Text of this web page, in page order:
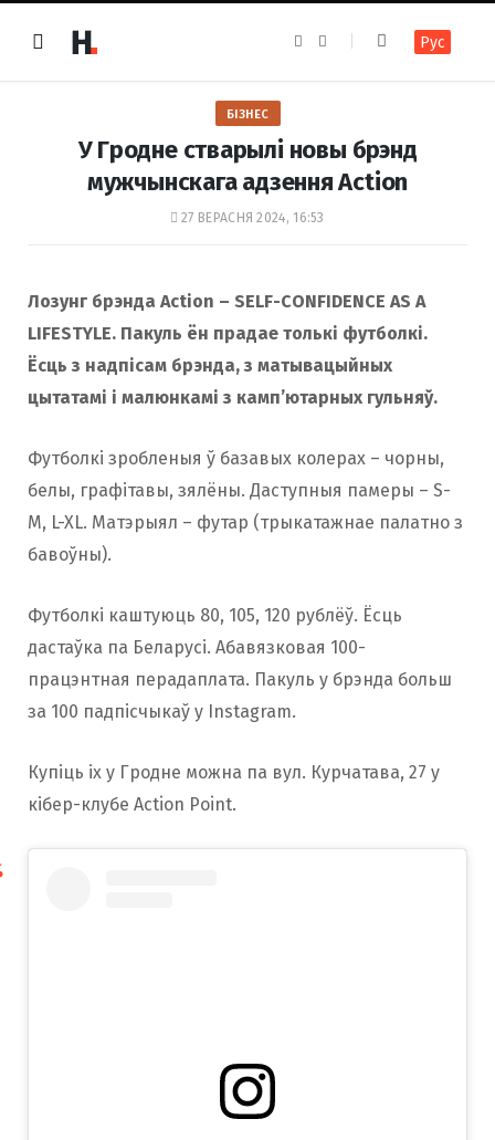
e
k
t
a
m
Рус
БІЗНЕС
У Гродне стварылі новы брэнд
мужчынскага адзення Action
27 ВЕРАСНЯ 2024, 16:53
Лозунг брэнда Action – SELF-CONFIDENCE AS А
LIFESTYLE. Пакуль ён прадае толькі футболкі.
Ёсць з надпісам брэнда, з матывацыйных
цытатамі і малюнкамі з камп’ютарных гульняў.
Футболкі зробленыя ў базавых колерах – чорны,
белы, графітавы, зялёны. Даступныя памеры – S-
M, L-XL. Матэрыял – футар (трыкатажнае палатно з
бавоўны).
Футболкі каштуюць 80, 105, 120 рублёў. Ёсць
дастаўка па Беларусі. Абавязковая 100-
працэнтная перадаплата. Пакуль у брэнда больш
за 100 падпісчыкаў у Instagram.
Купіць іх у Гродне можна па вул. Курчатава, 27 у
кібер-клубе Action Point.